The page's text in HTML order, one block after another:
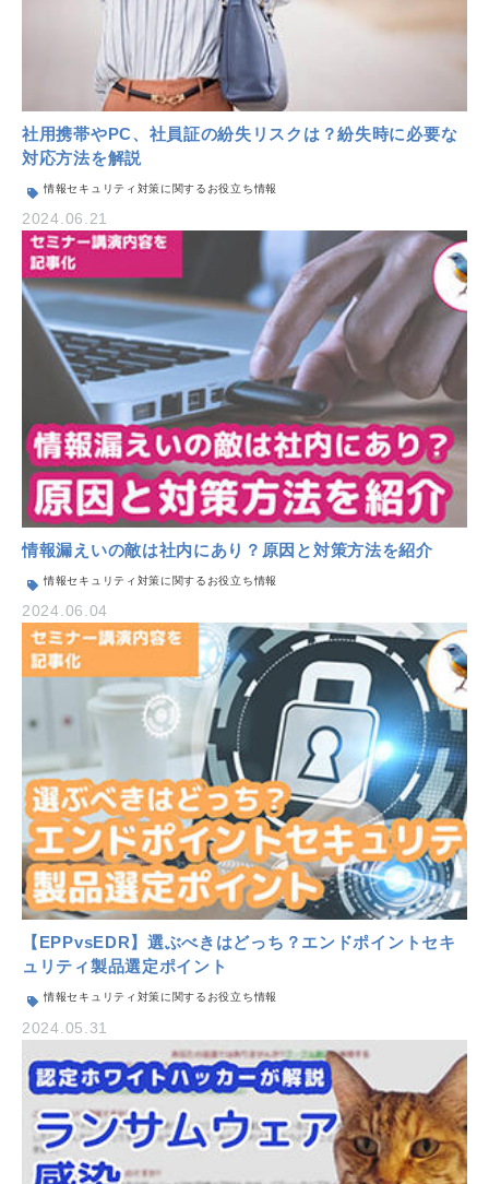
社用携帯やPC、社員証の紛失リスクは？紛失時に必要な
対応方法を解説
情報セキュリティ対策に関するお役立ち情報
2024.06.21
情報漏えいの敵は社内にあり？原因と対策方法を紹介
情報セキュリティ対策に関するお役立ち情報
2024.06.04
【EPPvsEDR】選ぶべきはどっち？エンドポイントセキ
ュリティ製品選定ポイント
情報セキュリティ対策に関するお役立ち情報
2024.05.31